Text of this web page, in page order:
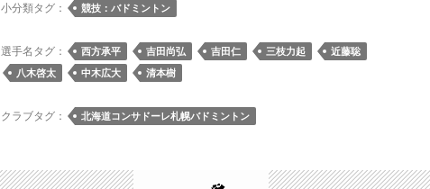
幌
小分類タグ： 競技：バドミントン
選手名タグ： 西方承平 吉田尚弘 吉田仁 三枝力起
近藤聡
八木啓太
中木広大 清本樹
クラブタグ： 北海道コンサドーレ札幌バドミントン